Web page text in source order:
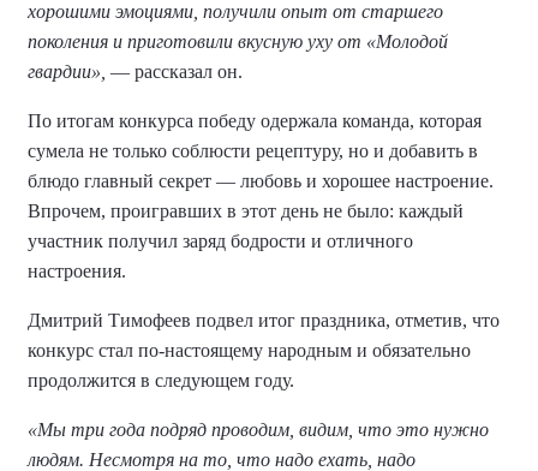
хорошими эмоциями, получили опыт от старшего
поколения и приготовили вкусную уху от «Молодой
гвардии», — рассказал он.
По итогам конкурса победу одержала команда, которая
сумела не только соблюсти рецептуру, но и добавить в
блюдо главный секрет — любовь и хорошее настроение.
Впрочем, проигравших в этот день не было: каждый
участник получил заряд бодрости и отличного
настроения.
Дмитрий Тимофеев подвел итог праздника, отметив, что
конкурс стал по-настоящему народным и обязательно
продолжится в следующем году.
«Мы три года подряд проводим, видим, что это нужно
людям. Несмотря на то, что надо ехать, надо